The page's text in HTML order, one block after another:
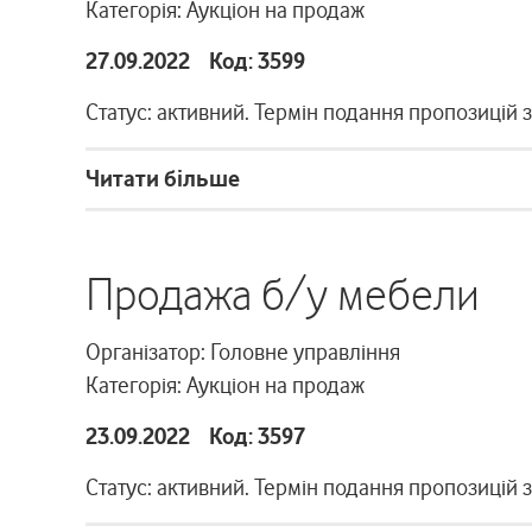
Категорія: Аукціон на продаж
27.09.2022 Код: 3599
Статус: активний. Термін подання пропозицій
Читати більше
Продажа б/у мебели
Організатор: Головне управління
Категорія: Аукціон на продаж
23.09.2022 Код: 3597
Статус: активний. Термін подання пропозицій